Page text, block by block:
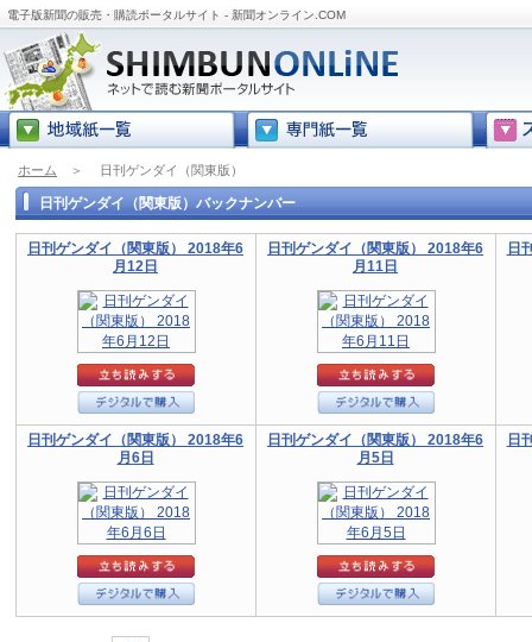
電子版新聞の販売・購読ポータルサイト - 新聞オンライン.COM
ホーム ＞ 日刊ゲンダイ（関東版）
日刊ゲンダイ（関東版）バックナンバー
日刊ゲンダイ（関東版） 2018年6
月12日
日刊ゲンダイ（関東版） 2018年6
月11日
日
日刊ゲンダイ（関東版） 2018年6
月6日
日刊ゲンダイ（関東版） 2018年6
月5日
日